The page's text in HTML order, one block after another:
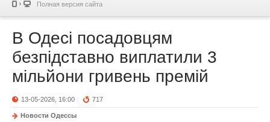
Полная версия сайта
В Одесі посадовцям
безпідставно виплатили 3
мільйони гривень премій
13-05-2026, 16:00 717
Новости Одессы